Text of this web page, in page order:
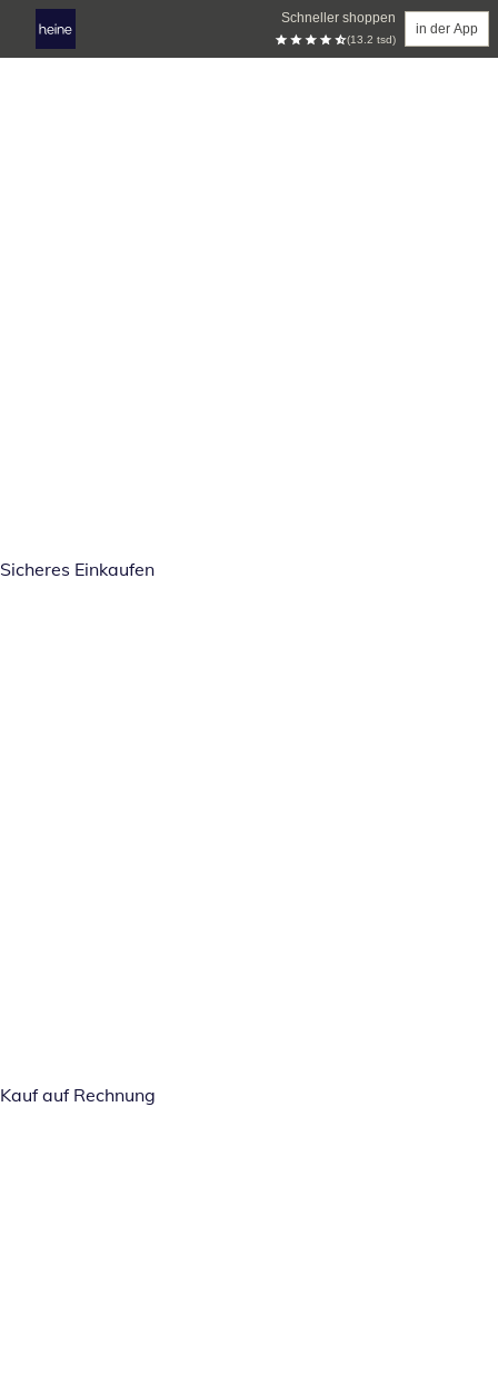
Schneller shoppen
(13.2 tsd)
in der App
Sicheres Einkaufen
Kauf auf Rechnung